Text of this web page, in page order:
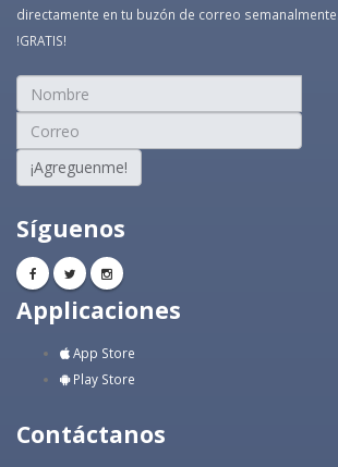
directamente en tu buzón de correo
!GRATIS!
¡Agreguenme!
Síguenos
Applicaciones
App Store
Play Store
Contáctanos